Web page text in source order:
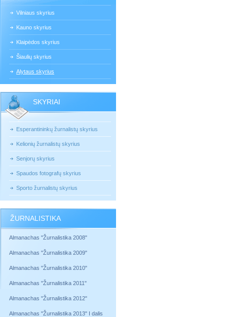
Vilniaus skyrius
Kauno skyrius
Klaipėdos skyrius
Šiaulių skyrius
Alytaus skyrius
SKYRIAI
Esperantininkų žurnalistų skyrius
Kelionių žurnalistų skyrius
Senjorų skyrius
Spaudos fotografų skyrius
Sporto žurnalistų skyrius
ŽURNALISTIKA
Almanachas "Žurnalistika 2008"
Almanachas "Žurnalistika 2009"
Almanachas "Žurnalistika 2010"
Almanachas "Žurnalistika 2011"
Almanachas "Žurnalistika 2012"
Almanachas "Žurnalistika 2013" I dalis